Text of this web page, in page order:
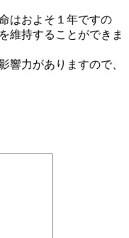
はおよそ１年ですの
維持することができま
響力がありますので、